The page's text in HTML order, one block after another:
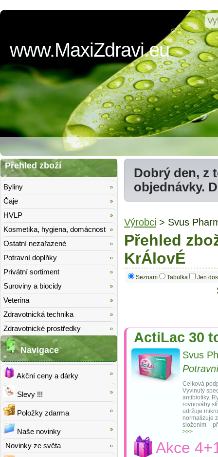
www.MaxiZdravi.eu
Dobrý den, z
objednávky.
Výrobci > Svus
Přehled
KrÁlovÉ
Seznam Tabulka Jen
ActiLac 30
Svus
Celková
Vyvinutý
antibiotiky.
rovnováhy
udržuje
normalizuje
složením –
>>>
Akce
Přehled zboží
Byliny
Čaje
HVLP
Kosmetika, hygiena, domácnost
Ostatní nezařazené
Potravní doplňky
Privátní sortiment
Suroviny a biocidy
Veterina
Zdravotnická technika
Zdravotnické prostředky
Navigace
Akční ceny a dárky
Slevy !!!
Položky zdarma
Naše novinky
Novinky ze světa